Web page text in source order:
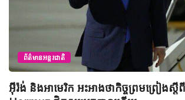
ព័ត៌មានជាតិ
យុវសិស្សកម្ពុជា២រូបចូលរួមប្រឡងទន្ទេ
មាត់លំដាប់ពិភពលោក លើកទី៤៦ នៅទីក្រុ
អារ៉ាប៊ីសាអូឌីត